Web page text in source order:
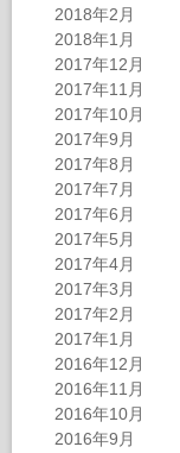
2018年2月
2018年1月
2017年12月
2017年11月
2017年10月
2017年9月
2017年8月
2017年7月
2017年6月
2017年5月
2017年4月
2017年3月
2017年2月
2017年1月
2016年12月
2016年11月
2016年10月
2016年9月